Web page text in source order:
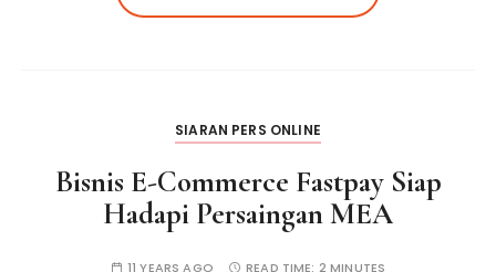
SIARAN PERS ONLINE
Bisnis E-Commerce Fastpay Siap
Hadapi Persaingan MEA
11 YEARS AGO READ TIME: 2 MINUTES